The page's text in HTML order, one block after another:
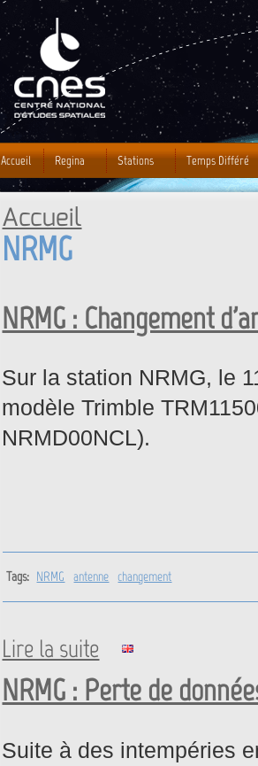
Vous êtes ici
Accueil
NRMG
NRMG : Changement
Sur la station NRMG, le
modèle Trimble
NRMD00NCL).
Tags: NRMG antenne changement
Lire la suite de NRMG : Changement
NRMG : Perte de
Suite à des intempéries
Accueil Regina Stations Temps Différé